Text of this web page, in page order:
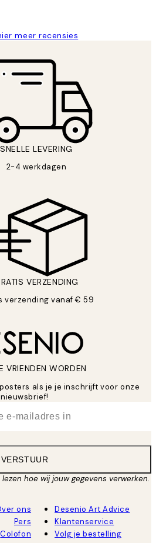
meer recensies
SNELLE LEVERING
2-4 werkdagen
VERZENDING
verzending vanaf € 59
VRIENDEN WORDEN
als je je inschrijft voor onze
nieuwsbrief!
VERSTUUR
hoe wij jouw gegevens verwerken.
ons
Pers
Colofon
Desenio Art Advice
Klantenservice
Volg je bestelling